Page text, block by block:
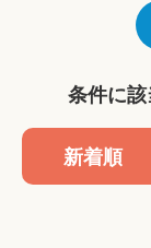
条件に該
新着順